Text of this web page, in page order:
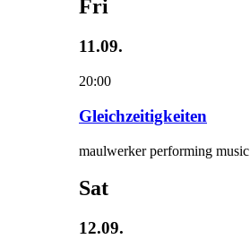
Fri
11.09.
20:00
Gleichzeitigkeiten
maulwerker performing music
Sat
12.09.